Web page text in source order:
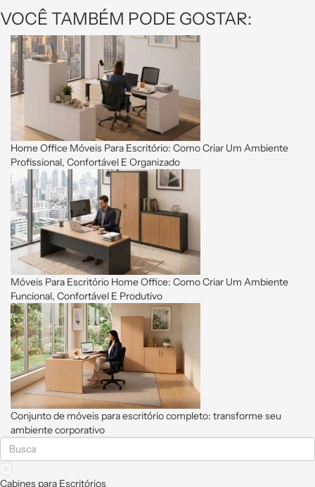
VOCÊ TAMBÉM PODE GOSTAR:
Home Office Móveis Para Escritório: Como Criar Um Ambiente
Profissional, Confortável E Organizado
Móveis Para Escritório Home Office: Como Criar Um Ambiente
Funcional, Confortável E Produtivo
Conjunto de móveis para escritório completo: transforme seu
ambiente corporativo
Cabines para Escritórios